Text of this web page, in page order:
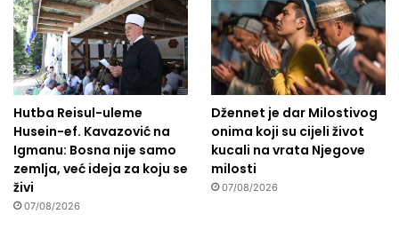
Hutba Reisul-uleme
Husein-ef. Kavazović na
Igmanu: Bosna nije samo
zemlja, već ideja za koju se
živi
07/08/2026
Džennet je dar Milostivog
onima koji su cijeli život
kucali na vrata Njegove
milosti
07/08/2026